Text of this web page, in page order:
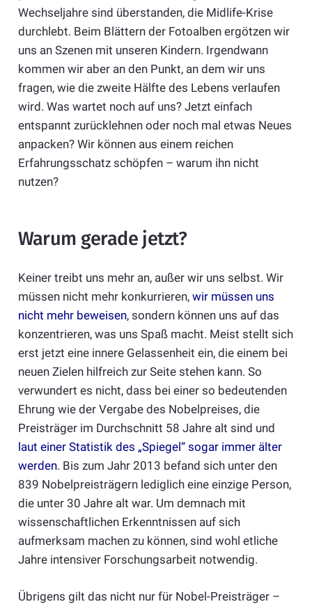
Wechseljahre sind überstanden, die Midlife-Krise
durchlebt. Beim Blättern der Fotoalben ergötzen wir
uns an Szenen mit unseren Kindern. Irgendwann
kommen wir aber an den Punkt, an dem wir uns
fragen, wie die zweite Hälfte des Lebens verlaufen
wird. Was wartet noch auf uns? Jetzt einfach
entspannt zurücklehnen oder noch mal etwas Neues
anpacken? Wir können aus einem reichen
Erfahrungsschatz schöpfen – warum ihn nicht
nutzen?
Warum gerade jetzt?
Keiner treibt uns mehr an, außer wir uns selbst. Wir
müssen nicht mehr konkurrieren, wir müssen uns
nicht mehr beweisen, sondern können uns auf das
konzentrieren, was uns Spaß macht. Meist stellt sich
erst jetzt eine innere Gelassenheit ein, die einem bei
neuen Zielen hilfreich zur Seite stehen kann. So
verwundert es nicht, dass bei einer so bedeutenden
Ehrung wie der Vergabe des Nobelpreises, die
Preisträger im Durchschnitt 58 Jahre alt sind und
laut einer Statistik des „Spiegel“ sogar immer älter
werden. Bis zum Jahr 2013 befand sich unter den
839 Nobelpreisträgern lediglich eine einzige Person,
die unter 30 Jahre alt war. Um demnach mit
wissenschaftlichen Erkenntnissen auf sich
aufmerksam machen zu können, sind wohl etliche
Jahre intensiver Forschungsarbeit notwendig.
Übrigens gilt das nicht nur für Nobel-Preisträger –